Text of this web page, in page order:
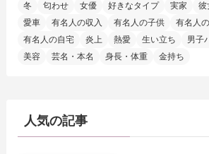
冬
匂わせ 女優 好きなタイプ 実家 彼
愛車
有名人の収入 有名人の子供 有名人
有名人の自宅
炎上 熱愛 生い立ち 男子
美容
芸名・本名 身長・体重 金持ち
人気の記事